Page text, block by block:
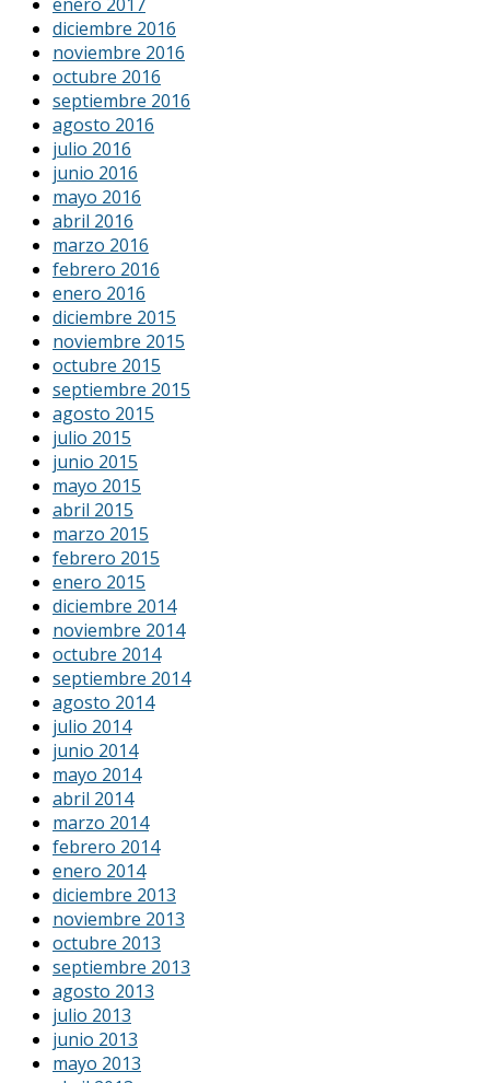
diciembre 2016
noviembre 2016
octubre 2016
septiembre 2016
agosto 2016
julio 2016
junio 2016
mayo 2016
abril 2016
marzo 2016
febrero 2016
enero 2016
diciembre 2015
noviembre 2015
octubre 2015
septiembre 2015
agosto 2015
julio 2015
junio 2015
mayo 2015
abril 2015
marzo 2015
febrero 2015
enero 2015
diciembre 2014
noviembre 2014
octubre 2014
septiembre 2014
agosto 2014
julio 2014
junio 2014
mayo 2014
abril 2014
marzo 2014
febrero 2014
enero 2014
diciembre 2013
noviembre 2013
octubre 2013
septiembre 2013
agosto 2013
julio 2013
junio 2013
mayo 2013